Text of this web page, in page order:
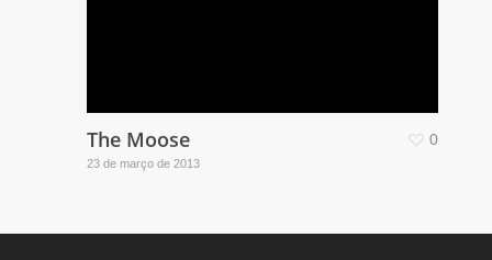
The Moose
23 de março de 2013
0